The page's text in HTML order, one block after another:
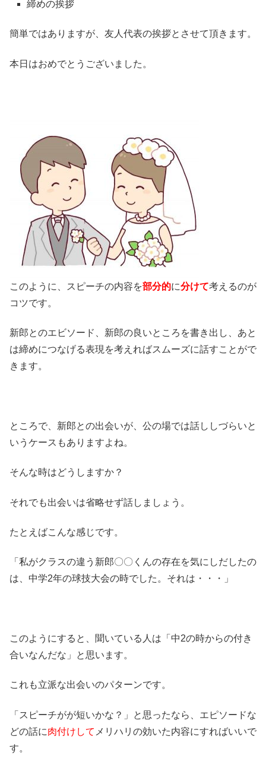
締めの挨拶
簡単ではありますが、友人代表の挨拶とさせて頂きます。
本日はおめでとうございました。
このように、スピーチの内容を部分的に分けて考えるのが
コツです。
新郎とのエビソード、新郎の良いところを書き出し、あと
は締めにつなげる表現を考えればスムーズに話すことがで
きます。
ところで、新郎との出会いが、公の場では話ししづらいと
いうケースもありますよね。
そんな時はどうしますか？
それでも出会いは省略せず話しましょう。
たとえばこんな感じです。
「私がクラスの違う新郎〇〇くんの存在を気にしだしたの
は、中学2年の球技大会の時でした。それは・・・」
このようにすると、聞いている人は「中2の時からの付き
合いなんだな」と思います。
これも立派な出会いのパターンです。
「スピーチがが短いかな？」と思ったなら、エピソードな
どの話に肉付けして メリハリの効いた内容にすればいいで
す。